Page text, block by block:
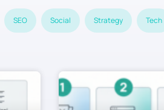
SEO Social Strategy Tech